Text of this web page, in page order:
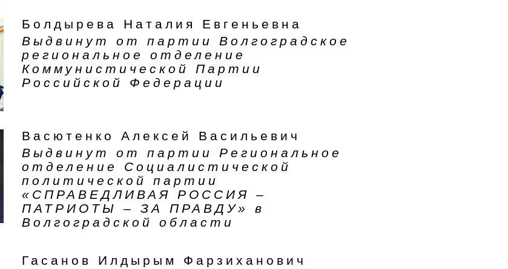
Болдырева Наталия Евгеньевна
Выдвинут от партии Волгоградское
региональное отделение
Коммунистической Партии
Российской Федерации
Васютенко Алексей Васильевич
Выдвинут от партии Региональное
отделение Социалистической
политической партии
«СПРАВЕДЛИВАЯ РОССИЯ –
ПАТРИОТЫ – ЗА ПРАВДУ» в
Волгоградской области
Гасанов Илдырым Фарзиханович